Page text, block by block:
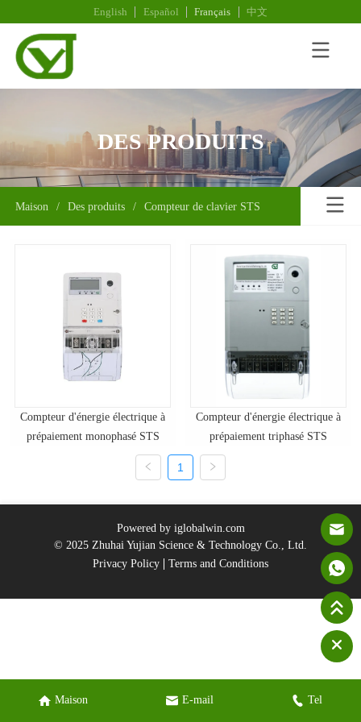
English Español Français 中文
DES PRODUITS
Maison / Des produits / Compteur de clavier STS
Compteur d'énergie électrique à
prépaiement monophasé STS
Compteur d'énergie électrique à
prépaiement triphasé STS
1
Maison E-mail Tel
Powered by iglobalwin.com
© 2025 Zhuhai Yujian Science & Technology Co., Ltd.
Privacy Policy
Terms and Conditions